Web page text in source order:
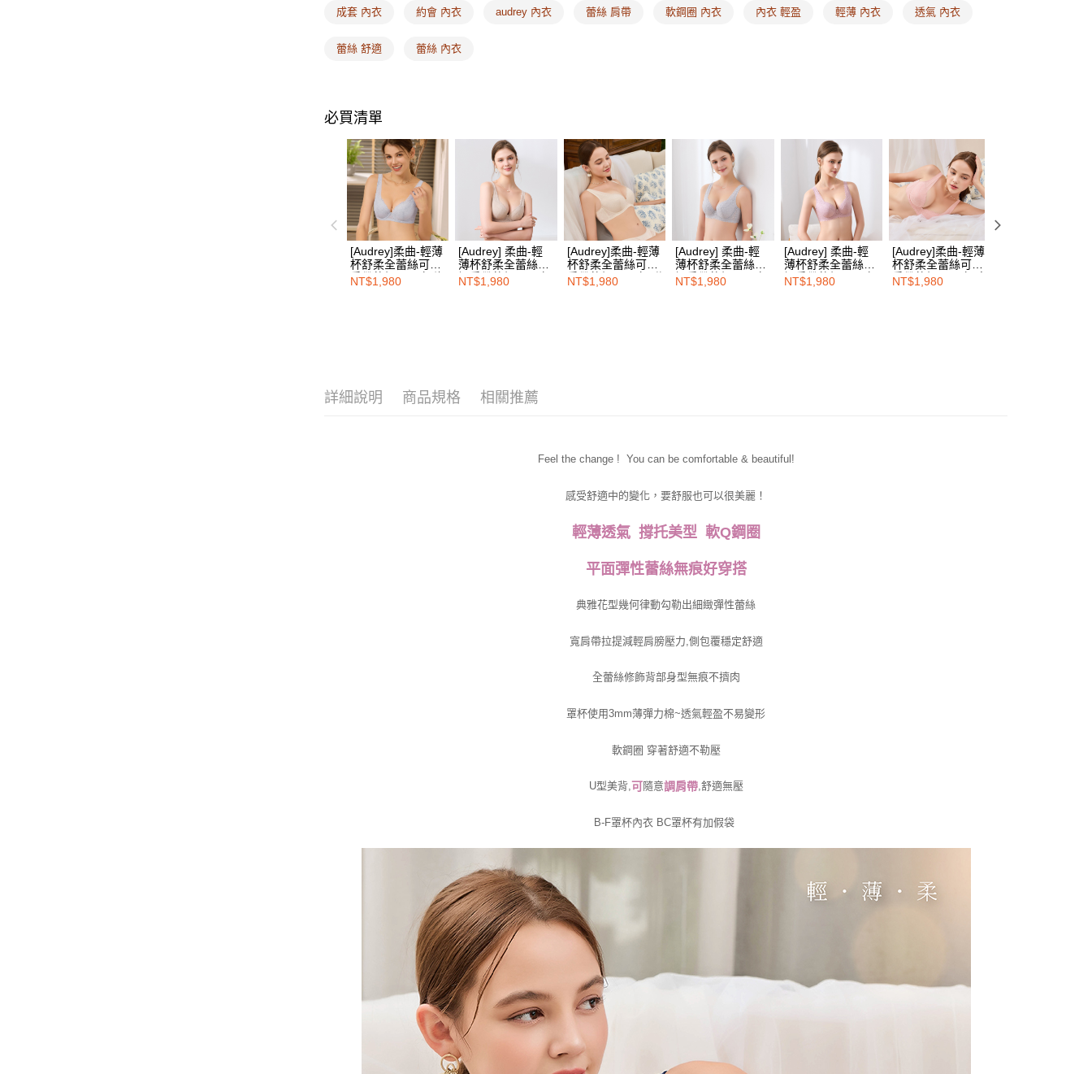
絡購買商品的店家。未經商家同意取消之訂單仍視為有效，需透過AFTEE
求債權轉讓予恩沛科技股份有限公司。
２．關於個人資料處理事宜，請瀏覽以下網址：
https://aftee.tw/terms/#terms3
３．未成年的使用者請事先徵得法定代理人或監護人之同意方可使用
「AFTEE先享後付」，若未經同意申辦者引起之損失，本公司不負相關責
任。
４．使用「AFTEE先享後付」時，將依據個別帳號之用戶狀況，依本公司
即時審查核予不同之上限額度；若仍有額度不足之情形，本公司將視審查
結果請求用戶進行身份認證。
５．嚴禁一人註冊多個帳號或使用他人資訊註冊。若發現惡意使用之情
形，恩沛科技股份有限公司將有權停止該用戶之使用額度並採取法律行
7-11取付
EASY SHOP門市速取
免運費
海外配送 查看運費
🔎罩杯分類 C罩杯
🔎機能款式 大尺碼大罩杯
❙ 多件優惠專區 ❙ 雙重滿足 ❘ 內衣買一送一（任選2件）
🔎機能款式 浪漫蕾絲款內衣
❙ 26週年慶 ❙ 26週年慶 ❘ 內衣買一送一
成套 內衣 約會 內衣 audrey 內衣 蕾絲 肩帶 軟鋼圈 內衣 內衣 輕盈 輕薄 內衣 透氣 內衣
蕾絲 舒適 蕾絲 內衣
必買清單
[Audrey]柔曲-輕薄
杯舒柔全蕾絲可調
肩帶軟鋼圈內衣-海
鹽灰
NT$1,980
[Audrey] 柔曲-輕
薄杯舒柔全蕾絲可
調肩帶軟鋼圈內衣-
卡其膚
NT$1,980
[Audrey]柔曲-輕薄
杯舒柔全蕾絲可調
肩帶軟鋼圈內衣-甜
杏色
NT$1,980
[Audrey] 柔曲-輕
薄杯舒柔全蕾絲可
調肩帶軟鋼圈內衣-
銀質灰
NT$1,980
[Audrey] 柔曲-輕
薄杯舒柔全蕾絲可
調肩帶軟鋼圈內衣-
蜜糖藕
NT$1,980
[Audrey]柔曲-輕薄
杯舒柔全蕾絲可調
肩帶軟鋼圈內衣-蜜
桃粉
NT$1,980
詳細說明 商品規格 相關推薦
Feel the change ! You can be comfortable & beautiful!
感受舒適中的變化，要舒服也可以很美麗！
輕薄透氣 撐托美型 軟Q鋼圈
平面彈性蕾絲無痕好穿搭
典雅花型幾何律動勾勒出細緻彈性蕾絲
寬肩帶拉提減輕肩膀壓力,側包覆穩定舒適
全蕾絲修飾背部身型無痕不擠肉
罩杯使用3mm薄彈力棉~透氣輕盈不易變形
軟鋼圈 穿著舒適不勒壓
U型美背, 可隨意調肩帶,舒適無壓
B-F罩杯內衣 BC罩杯有加假袋